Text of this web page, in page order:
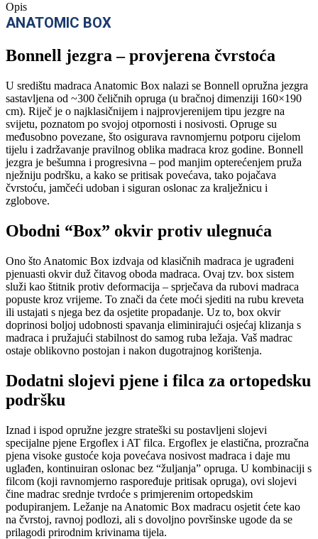
Opis
ANATOMIC BOX
Bonnell jezgra – provjerena čvrstoća
U središtu madraca Anatomic Box nalazi se Bonnell opružna jezgra
sastavljena od ~300 čeličnih opruga (u bračnoj dimenziji 160×190
cm). Riječ je o najklasičnijem i najprovjerenijem tipu jezgre na
svijetu, poznatom po svojoj otpornosti i nosivosti. Opruge su
međusobno povezane, što osigurava ravnomjernu potporu cijelom
tijelu i zadržavanje pravilnog oblika madraca kroz godine. Bonnell
jezgra je bešumna i progresivna – pod manjim opterećenjem pruža
nježniju podršku, a kako se pritisak povećava, tako pojačava
čvrstoću, jamčeći udoban i siguran oslonac za kralježnicu i
zglobove.
Obodni “Box” okvir protiv ulegnuća
Ono što Anatomic Box izdvaja od klasičnih madraca je ugrađeni
pjenuasti okvir duž čitavog oboda madraca. Ovaj tzv. box sistem
služi kao štitnik protiv deformacija – sprječava da rubovi madraca
popuste kroz vrijeme. To znači da ćete moći sjediti na rubu kreveta
ili ustajati s njega bez da osjetite propadanje. Uz to, box okvir
doprinosi boljoj udobnosti spavanja eliminirajući osjećaj klizanja s
madraca i pružajući stabilnost do samog ruba ležaja. Vaš madrac
ostaje oblikovno postojan i nakon dugotrajnog korištenja.
Dodatni slojevi pjene i filca za ortopedsku
podršku
Iznad i ispod opružne jezgre strateški su postavljeni slojevi
specijalne pjene Ergoflex i AT filca. Ergoflex je elastična, prozračna
pjena visoke gustoće koja povećava nosivost madraca i daje mu
uglađen, kontinuiran oslonac bez “žuljanja” opruga. U kombinaciji s
filcom (koji ravnomjerno raspoređuje pritisak opruga), ovi slojevi
čine madrac srednje tvrdoće s primjerenim ortopedskim
podupiranjem. Ležanje na Anatomic Box madracu osjetit ćete kao
na čvrstoj, ravnoj podlozi, ali s dovoljno površinske ugode da se
prilagodi prirodnim krivinama tijela.